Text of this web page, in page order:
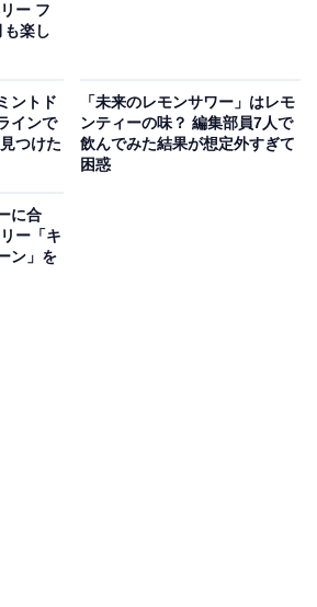
しまうほど大きい果肉もあったの
すくってみました。
と果汁が合わさった爽やかな味わい
とした食感で、口の中を一気に冷や
んにぽってりと盛り付けられたホ
になり、
味わいに。
ー フ
も楽し
ントド
インで
つけた
「未来のレモンサワー」はレモ
ンティーの味？ 編集部員7人で
飲んでみた結果が想定外すぎて
困惑
に合
ー「キ
ン」を